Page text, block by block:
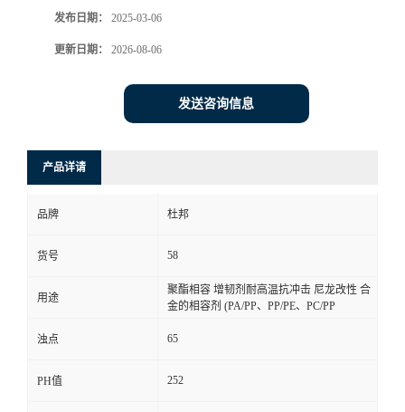
发布日期： 2025-03-06
更新日期： 2026-08-06
发送咨询信息
产品详请
品牌 杜邦
货号 58
用途
聚酯相容 增韧剂耐高温抗冲击 尼龙改性 合
金的相容剂 (PA/PP、PP/PE、PC/PP
浊点 65
PH值 252